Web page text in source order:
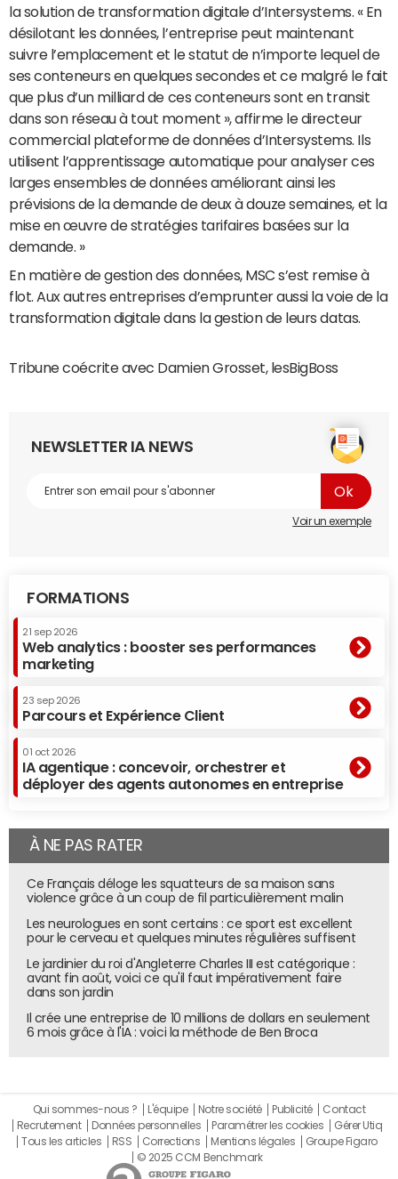
la solution de transformation digitale d’Intersystems. « En
désilotant les données, l’entreprise peut maintenant
suivre l’emplacement et le statut de n’importe lequel de
ses conteneurs en quelques secondes et ce malgré le fait
que plus d’un milliard de ces conteneurs sont en transit
dans son réseau à tout moment », affirme le directeur
commercial plateforme de données d’Intersystems. Ils
utilisent l’apprentissage automatique pour analyser ces
larges ensembles de données améliorant ainsi les
prévisions de la demande de deux à douze semaines, et la
mise en œuvre de stratégies tarifaires basées sur la
demande. »
En matière de gestion des données, MSC s’est remise à
flot. Aux autres entreprises d’emprunter aussi la voie de la
transformation digitale dans la gestion de leurs datas.
Tribune coécrite avec Damien Grosset, lesBigBoss
NEWSLETTER IA NEWS
Voir un exemple
FORMATIONS
21 sep 2026
Web analytics : booster ses performances
marketing
23 sep 2026
Parcours et Expérience Client
01 oct 2026
IA agentique : concevoir, orchestrer et
déployer des agents autonomes en entreprise
À NE PAS RATER
Ce Français déloge les squatteurs de sa maison sans
violence grâce à un coup de fil particulièrement malin
Les neurologues en sont certains : ce sport est excellent
pour le cerveau et quelques minutes régulières suffisent
Le jardinier du roi d'Angleterre Charles III est catégorique :
avant fin août, voici ce qu'il faut impérativement faire
dans son jardin
Il crée une entreprise de 10 millions de dollars en seulement
6 mois grâce à l'IA : voici la méthode de Ben Broca
Qui sommes-nous ? L'équipe Notre société Publicité
Contact
Recrutement
Données personnelles Paramétrer les cookies
Gérer Utiq
Tous les articles
RSS Corrections Mentions légales
Groupe Figaro
© 2025 CCM Benchmark